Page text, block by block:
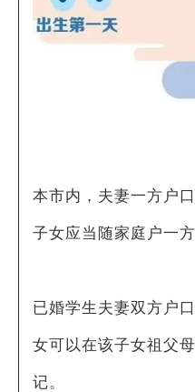
本市内，夫妻一方户
子女应当随家庭户一
已婚学生夫妻双方户
女可以在该子女祖父
记。